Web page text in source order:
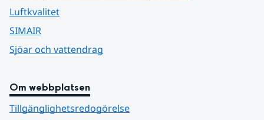
Luftkvalitet
SIMAIR
Sjöar och vattendrag
Om webbplatsen
Tillgänglighetsredogörelse